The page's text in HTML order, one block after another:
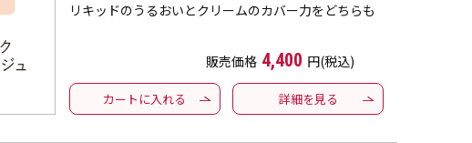
リキッドのうるおいとクリームのカバー力をどちらも
販売価格 4,400 円(税込)
カートに入れる 詳細を見る